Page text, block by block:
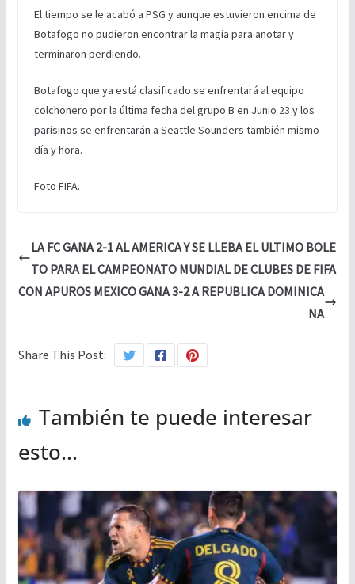
El tiempo se le acabó a PSG y aunque estuvieron encima de
Botafogo no pudieron encontrar la magia para anotar y
terminaron perdiendo.
Botafogo que ya está clasificado se enfrentará al equipo
colchonero por la última fecha del grupo B en Junio 23 y los
parisinos se enfrentarán a Seattle Sounders también mismo
día y hora.
Foto FIFA.
LA FC GANA 2-1 AL AMERICA Y SE LLEBA EL ULTIMO BOLE
TO PARA EL CAMPEONATO MUNDIAL DE CLUBES DE FIFA
CON APUROS MEXICO GANA 3-2 A REPUBLICA DOMINICA
NA
Share This Post:
También te puede interesar
esto...